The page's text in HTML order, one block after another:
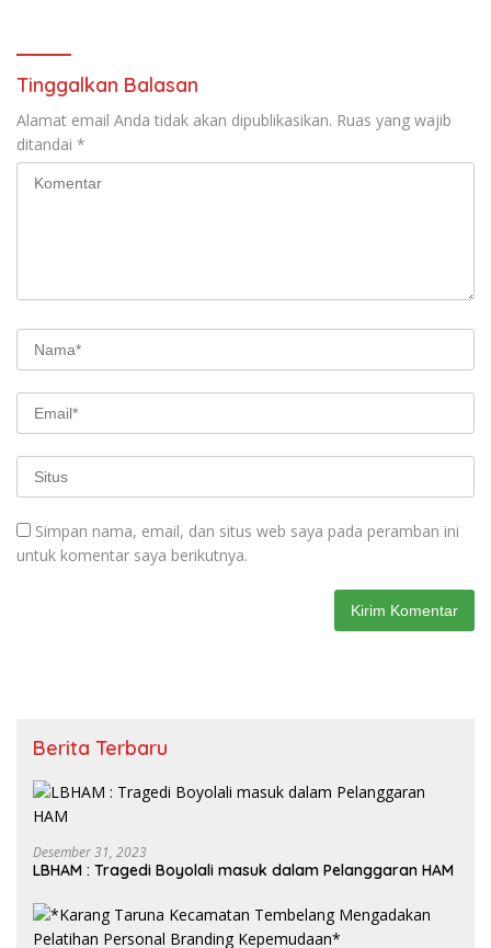
Tinggalkan Balasan
Alamat email Anda tidak akan dipublikasikan. Ruas yang wajib
ditandai *
Simpan nama, email, dan situs web saya pada peramban ini
untuk komentar saya berikutnya.
Berita Terbaru
Desember 31, 2023
LBHAM : Tragedi Boyolali masuk dalam Pelanggaran HAM